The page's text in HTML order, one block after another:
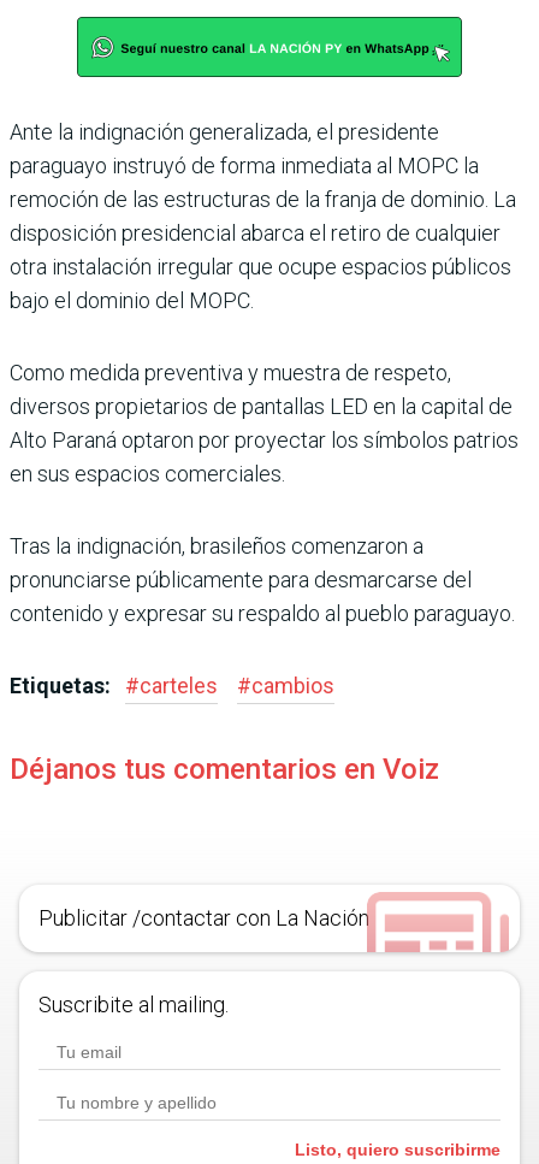
Ante la indignación generalizada, el presidente
paraguayo instruyó de forma inmediata al MOPC la
remoción de las estructuras de la franja de dominio. La
disposición presidencial abarca el retiro de cualquier
otra instalación irregular que ocupe espacios públicos
bajo el dominio del MOPC.
Como medida preventiva y muestra de respeto,
diversos propietarios de pantallas LED en la capital de
Alto Paraná optaron por proyectar los símbolos patrios
en sus espacios comerciales.
Tras la indignación, brasileños comenzaron a
pronunciarse públicamente para desmarcarse del
contenido y expresar su respaldo al pueblo paraguayo.
Etiquetas: #carteles #cambios
Déjanos tus comentarios en Voiz
Publicitar /contactar con La Nación
Suscribite al mailing.
Listo, quiero suscribirme